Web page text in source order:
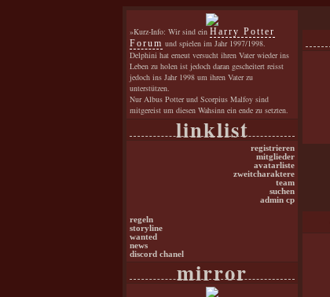
»Kurz-Info: Wir sind ein Harry Potter
Forum und spielen im Jahr 1997/1998.
Delphini hat erneut versucht ihren Vater wieder ins
Leben zu holen ist jedoch daran gescheitert reisst
jedoch ins Jahr 1998 um ihren Vater zu
unterstützen.
Nur Albus Potter und Scorpius Malfoy sind
mitgereist um diesen Wahsinn ein ende zu setzten.
linklist
registrieren
mitglieder
avatarliste
zweitcharaktere
team
suchen
admin cp
regeln
storyline
wanted
news
discord chanel
mirror